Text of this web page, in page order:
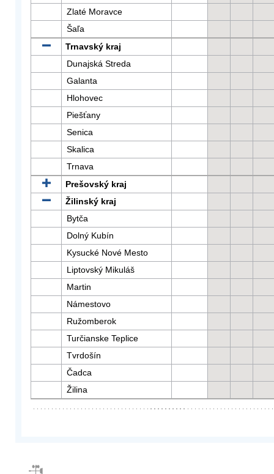
Zlaté Moravce
Šaľa
Trnavský kraj
Dunajská Streda
Galanta
Hlohovec
Piešťany
Senica
Skalica
Trnava
Prešovský kraj
Žilinský kraj
Bytča
Dolný Kubín
Kysucké Nové Mesto
Liptovský Mikuláš
Martin
Námestovo
Ružomberok
Turčianske Teplice
Tvrdošín
Čadca
Žilina